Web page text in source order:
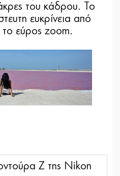
του κάδρου. Το
ευκρίνεια από
εύρος zoom.
Ζ της Nikon